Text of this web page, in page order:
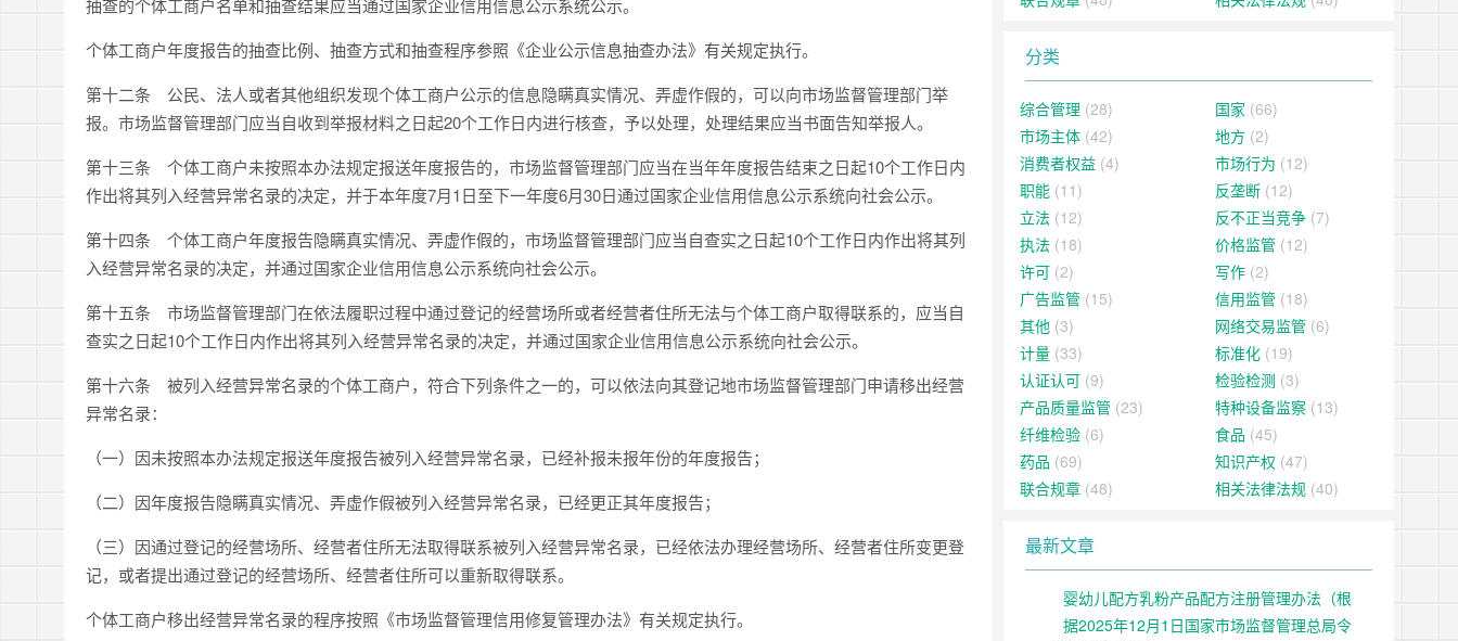
抽查的个体工商户名单和抽查结果应当通过国家企业信用信息公示系统公示。
个体工商户年度报告的抽查比例、抽查方式和抽查程序参照《企业公示信息抽查办法》有关规定执行。
第十二条 公民、法人或者其他组织发现个体工商户公示的信息隐瞒真实情况、弄虚作假的，可以向市场监督管理部门举
报。市场监督管理部门应当自收到举报材料之日起20个工作日内进行核查，予以处理，处理结果应当书面告知举报人。
第十三条 个体工商户未按照本办法规定报送年度报告的，市场监督管理部门应当在当年年度报告结束之日起10个工作日内
作出将其列入经营异常名录的决定，并于本年度7月1日至下一年度6月30日通过国家企业信用信息公示系统向社会公示。
第十四条 个体工商户年度报告隐瞒真实情况、弄虚作假的，市场监督管理部门应当自查实之日起10个工作日内作出将其列
入经营异常名录的决定，并通过国家企业信用信息公示系统向社会公示。
第十五条 市场监督管理部门在依法履职过程中通过登记的经营场所或者经营者住所无法与个体工商户取得联系的，应当自
查实之日起10个工作日内作出将其列入经营异常名录的决定，并通过国家企业信用信息公示系统向社会公示。
第十六条
被列入经营异常名录的个体工商户，符合下列条件之一的，可以依法向其登记地市场监督管理部门申请移出经营
异常名录：
（一）因未按照本办法规定报送年度报告被列入经营异常名录，已经补报未报年份的年度报告；
（二）因年度报告隐瞒真实情况、弄虚作假被列入经营异常名录，已经更正其年度报告；
（三）因通过登记的经营场所、经营者住所无法取得联系被列入经营异常名录，已经依法办理经营场所、经营者住所变更登
记，或者提出通过登记的经营场所、经营者住所可以重新取得联系。
个体工商户移出经营异常名录的程序按照《市场监督管理信用修复管理办法》有关规定执行。
分类
综合管理 (28) 国家 (66)
市场主体 (42) 地方 (2)
消费者权益 (4) 市场行为 (12)
职能 (11) 反垄断 (12)
立法 (12) 反不正当竞争 (7)
执法 (18) 价格监管 (12)
许可 (2) 写作 (2)
广告监管 (15) 信用监管 (18)
其他 (3) 网络交易监管 (6)
计量 (33) 标准化 (19)
认证认可 (9) 检验检测 (3)
产品质量监管 (23) 特种设备监察 (13)
纤维检验 (6) 食品 (45)
药品 (69) 知识产权 (47)
联合规章 (48) 相关法律法规 (40)
最新文章
婴幼儿配方乳粉产品配方注册管理办法（根
据2025年12月1日国家市场监督管理总局令